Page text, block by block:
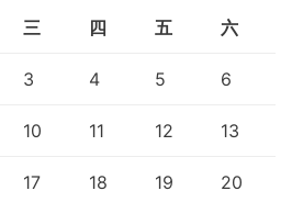
三 四 五 六
3 4 5 6
10 11 12 13
17 18 19 20